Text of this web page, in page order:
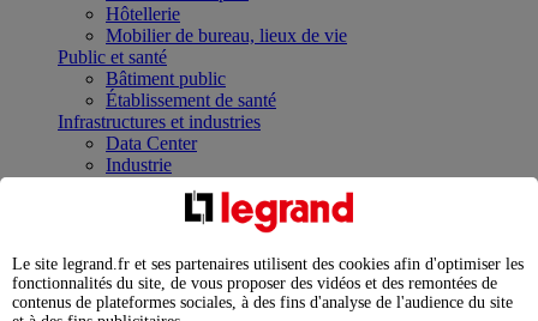
Hôtellerie
Mobilier de bureau, lieux de vie
Public et santé
Bâtiment public
Établissement de santé
Infrastructures et industries
Data Center
Industrie
Infrastructures
Contrôler et planifier le fonctionnement des appareils
Répartir et optimiser son tableau électrique
Legrand Data Center Solutions : concentrer les
expertises au service de vos performances
Le site legrand.fr et ses partenaires utilisent des cookies afin d'optimiser les
fonctionnalités du site, de vous proposer des vidéos et des remontées de
contenus de plateformes sociales, à des fins d'analyse de l'audience du site